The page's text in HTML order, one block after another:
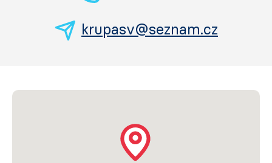
krupasv@seznam.cz